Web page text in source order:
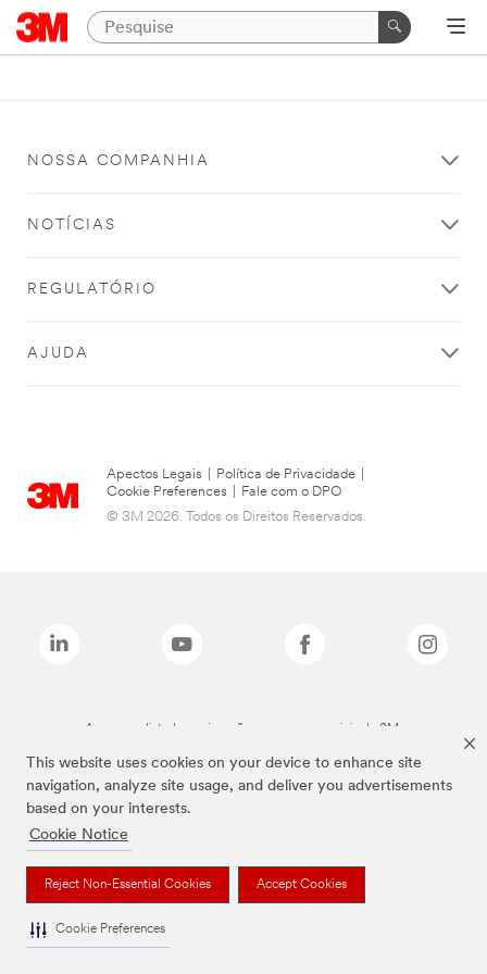
This website uses cookies on your device to enhance site
navigation, analyze site usage, and deliver you advertisements
based on your interests.
Cookie Notice
Reject Non-Essential Cookies Accept Cookies
Cookie Preferences
NOSSA COMPANHIA
NOTÍCIAS
REGULATÓRIO
AJUDA
Apectos Legais Política de Privacidade
Cookie Preferences
Fale com o DPO
© 3M 2026. Todos os Direitos Reservados.
As marcas listadas a cima são marcas comerciais da 3M.